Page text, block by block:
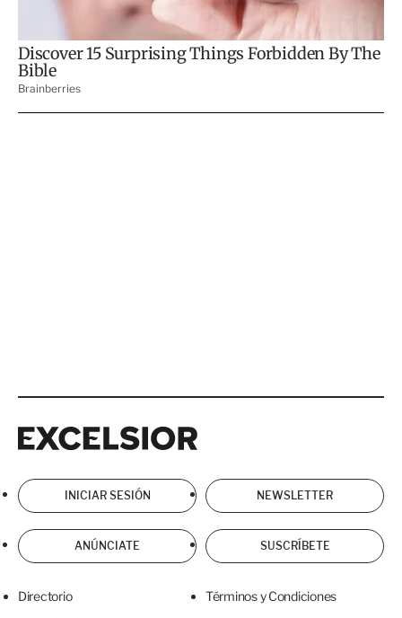
INICIAR SESIÓN NEWSLETTER
ANÚNCIATE SUSCRÍBETE
Directorio Términos y Condiciones